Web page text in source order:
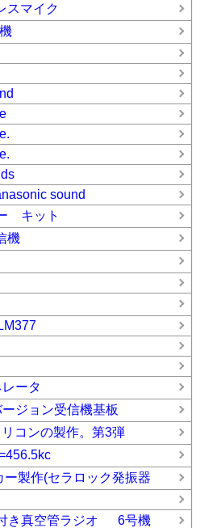
スマイク
sound
キット
機
ータ
ジョン受信機基板
コンの製作。第3弾
製作(セラロック発振器
き真空管ラジオ 6号機